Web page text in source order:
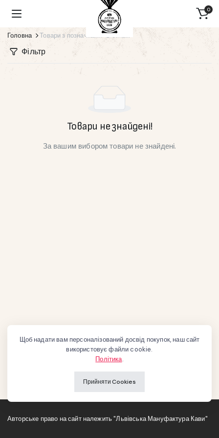
0
Головна Товари з позначками “В'єтнам”
Фільтр
Товари не знайдені!
За вашим вибором товари не знайдені.
Авторське право на сайт належить "Львівська Мануфактура Кави"
Щоб надати вам персоналізований досвід покупок, наш сайт
використовує файли cookie.
Політика.
Прийняти Cookies